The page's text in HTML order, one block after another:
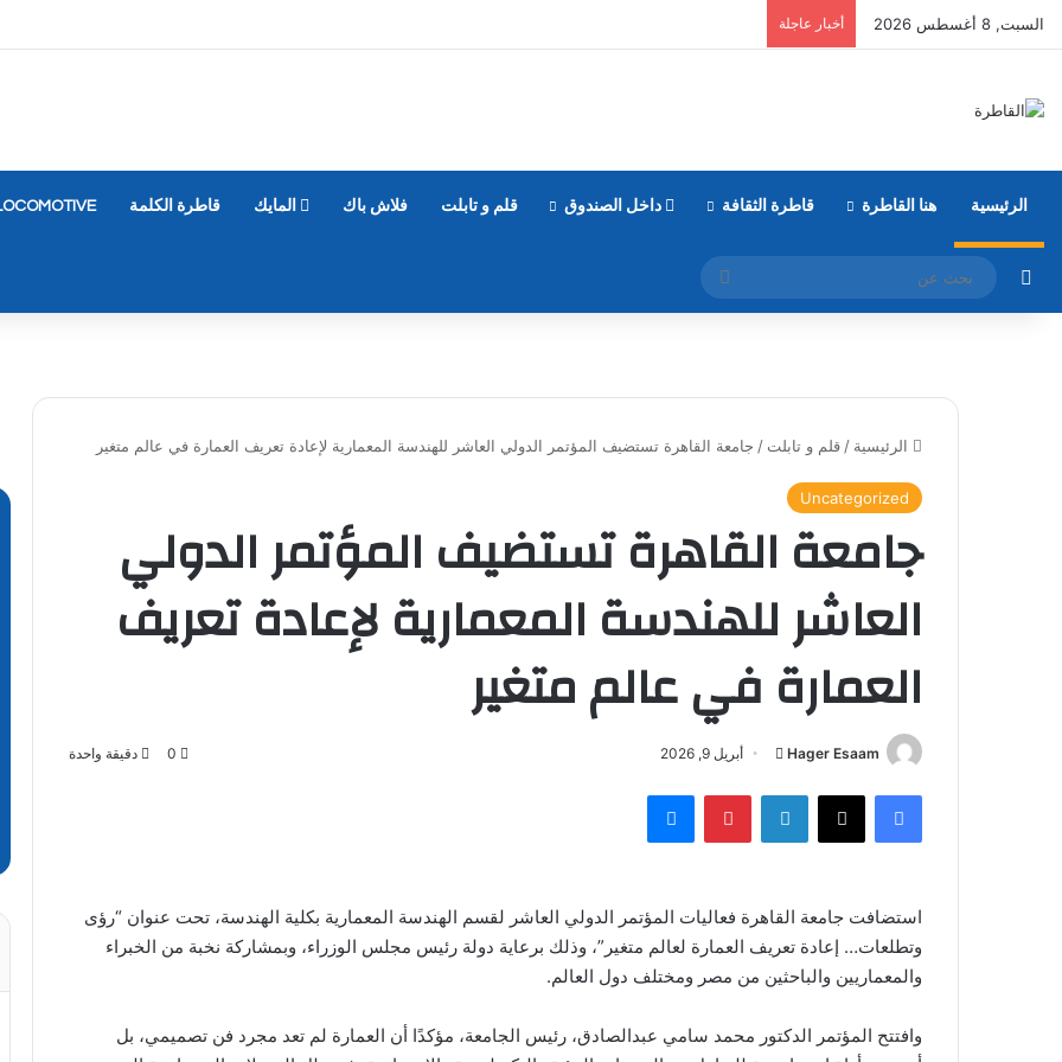
السبت, 8 أغسطس 2026 أخبار عاجلة
الرئيسية هنا القاطرة قاطرة الثقافة داخل الصندوق قلم و تابلت فلاش باك المايك قاطرة الكلمة
مقال عشوائي
بحث
عن
الرئيسية / قلم و تابلت / جامعة القاهرة تستضيف المؤتمر الدولي العاشر للهندسة المعمارية لإعادة تعريف العمارة في عالم متغير
Uncategorized
جامعة القاهرة تستضيف المؤتمر الدولي
العاشر للهندسة المعمارية لإعادة تعريف
العمارة في عالم متغير
Hager Esaam
أرسل
إلكترونيا
أبريل 9, 2026 0 دقيقة واحدة
فيسبوك ‫X لينكدإن بينتيريستماسنجر
استضافت جامعة القاهرة فعاليات المؤتمر الدولي العاشر لقسم الهندسة المعمارية بكلية الهندسة، تحت عنوان “رؤى
وتطلعات… إعادة تعريف العمارة لعالم متغير”، وذلك برعاية دولة رئيس مجلس الوزراء، وبمشاركة نخبة من الخبراء
والمعماريين والباحثين من مصر ومختلف دول العالم.
وافتتح المؤتمر الدكتور محمد سامي عبدالصادق، رئيس الجامعة، مؤكدًا أن العمارة لم تعد مجرد فن تصميمي، بل